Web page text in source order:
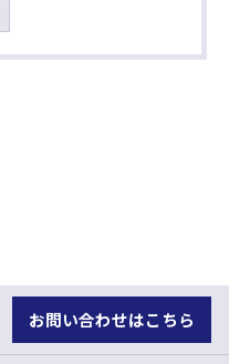
お問い合わせはこちら